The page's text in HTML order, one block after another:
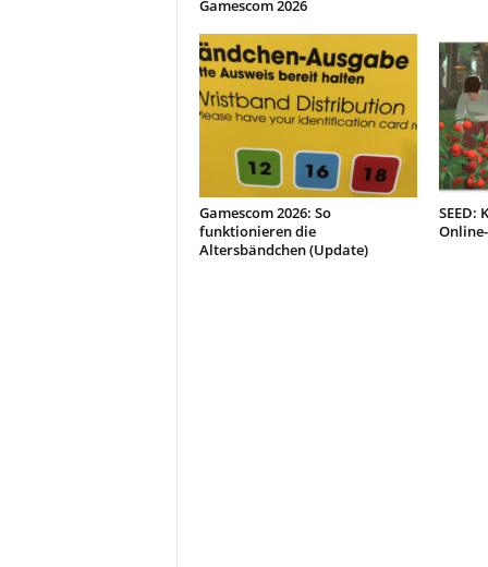
Gamescom 2026
Gamescom 2026: So
funktionieren die
Altersbändchen (Update)
SEED: